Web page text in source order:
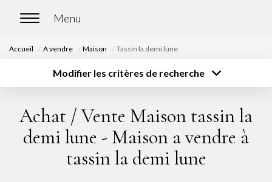
Nos biens en vente
Chasse immobilière
Accueil A vendre Maison Tassin la demi lune
Modifier les critères de recherche
Sélectionnez...
Type de bien
Sélectionnez...
Surface
Sélectionnez...
Budget
Plus de critères
Achat / Vente Maison tassin la
demi lune - Maison a vendre à
tassin la demi lune